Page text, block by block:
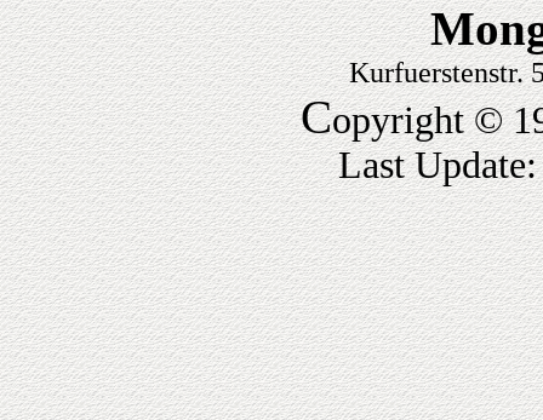
Kurfuerstenstr.
Copyright ©
Last